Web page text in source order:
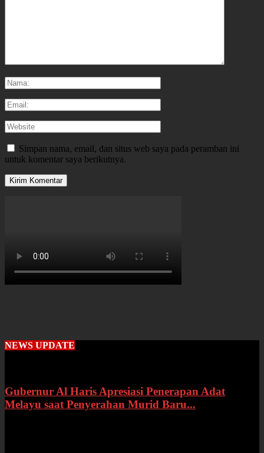
Simpan nama, email, dan situs web saya pada peramban ini
untuk komentar saya berikutnya.
NEWS UPDATE
Gubernur Al Haris Apresiasi Penerapan Adat
Melayu saat Penyerahan Murid Baru...